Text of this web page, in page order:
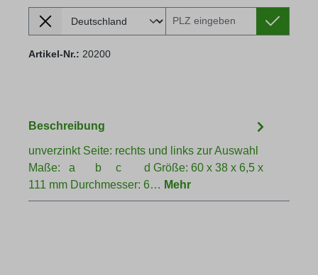
Lieferland
Versandkosten berechnen:
Artikel-Nr.: 20200
Beschreibung
unverzinkt Seite: rechts und links zur Auswahl
Maße: a b c d Größe: 60 x 38 x 6,5 x
111 mm Durchmesser: 6… Mehr